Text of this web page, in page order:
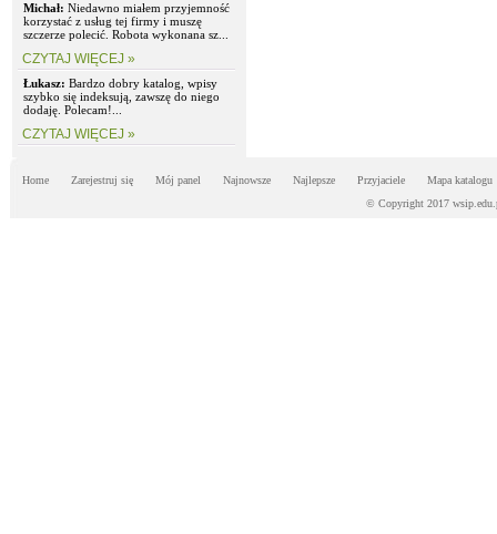
Michał: Niedawno miałem przyjemność
korzystać z usług tej firmy i muszę
szczerze polecić. Robota wykonana sz...
CZYTAJ WIĘCEJ »
Łukasz: Bardzo dobry katalog, wpisy
szybko się indeksują, zawszę do niego
dodaję. Polecam!...
CZYTAJ WIĘCEJ »
Home Zarejestruj się Mój panel Najnowsze Najlepsze Przyjaciele
Mapa katalogu
© Copyright 2017